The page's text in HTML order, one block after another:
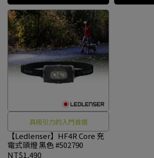
具吸引力的入門首選
【Ledlenser】HF4R Core 充
電式頭燈 黑色 #502790
NT$1,490